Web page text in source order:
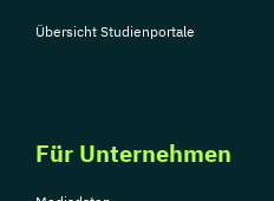
Übersicht Studienportale
Für Unternehmen